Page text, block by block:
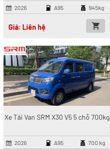
2026 A95 945kg
Giá: Liên hệ
Xe Tải Van SRM X30 V5 5 chỗ 700kg
2026 A95 700 kg